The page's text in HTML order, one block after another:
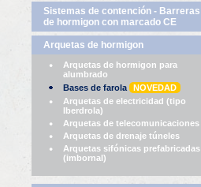
Sistemas de contención - Barreras
de hormigon con marcado CE
Arquetas de hormigon
Arquetas de hormigon para
alumbrado
Bases de farola
NOVEDAD
Arquetas de electricidad (tipo
Iberdrola)
Arquetas de telecomunicaciones
Arquetas de drenaje túneles
Arquetas sifónicas prefabricadas
(imbornal)